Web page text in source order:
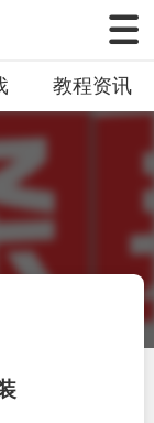
教程资讯